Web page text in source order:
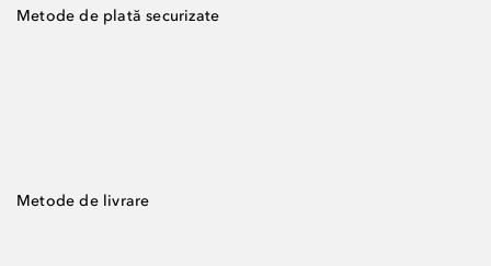
Metode de plată securizate
Metode de livrare